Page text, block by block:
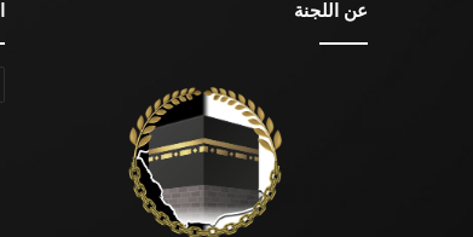
عن اللجنة